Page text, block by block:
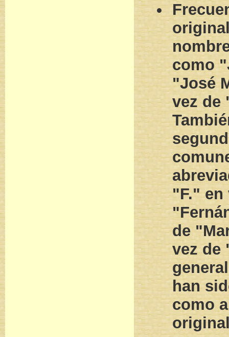
como
"José
vez de
"F." en
de
vez de
han
como